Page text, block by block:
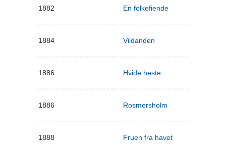
1882 En folkefiende
1884 Vildanden
1886 Hvide heste
1886 Rosmersholm
1888 Fruen fra havet